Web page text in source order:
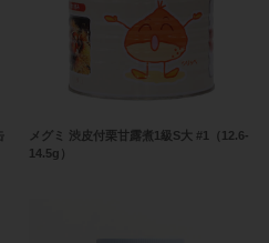
メグミ 渋皮付栗甘露煮1級S大 #1（12.6-
14.5g）